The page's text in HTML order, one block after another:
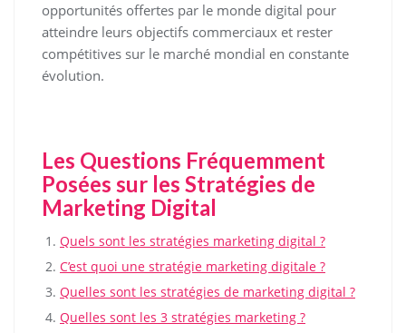
opportunités offertes par le monde digital pour
atteindre leurs objectifs commerciaux et rester
compétitives sur le marché mondial en constante
évolution.
Les Questions Fréquemment
Posées sur les Stratégies de
Marketing Digital
Quels sont les stratégies marketing digital ?
C’est quoi une stratégie marketing digitale ?
Quelles sont les stratégies de marketing digital ?
Quelles sont les 3 stratégies marketing ?